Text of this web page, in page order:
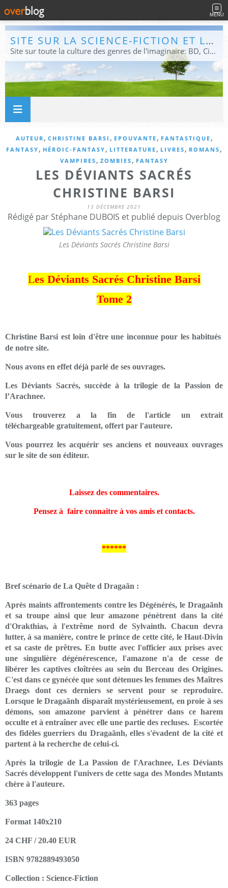
MENU
SITE SUR LA SCIENCE-FICTION ET LE FANTASTIQUE
Site sur toute la culture des genres de l'imaginaire: BD, Cinéma, Livre, Jeux, Théâtre. Présent dans les principaux festivals de film fantastique e de science-fiction, salons et conventions.
AUTEUR , CHRISTINE BARSI , EPOUVANTE , FANTASTIQUE ,
FANTASY , HÉROIC-FANTASY , LITTERATURE , LIVRES , ROMANS ,
VAMPIRES , ZOMBIES , FANTASY
LES DÉVIANTS SACRÉS
CHRISTINE BARSI
13 DÉCEMBRE 2021
Rédigé par Stéphane DUBOIS et publié depuis Overblog
Les Déviants Sacrés Christine Barsi
Les Déviants Sacrés Christine Barsi
Tome 2
Christine Barsi est loin d'être une inconnue pour les habitués
de notre site.
Nous avons en effet déjà parlé de ses ouvrages.
Les Déviants Sacrés, succède à la trilogie de la Passion de
l’Arachnee.
Vous trouverez a la fin de l'article un extrait
téléchargeable gratuitement, offert par l'auteure.
Vous pourrez les acquérir ses anciens et nouveaux ouvrages
sur le site de son éditeur.
Laissez des commentaires.
Pensez à faire connaitre à vos amis et contacts.
******
Bref scénario de La Quête d Dragaãn :
Après maints affrontements contre les Dégénérés, le Dragaãnh
et sa troupe ainsi que leur amazone pénètrent dans la cité
d'Orakthias, à l'extrême nord de Sylvainth. Chacun devra
lutter, à sa manière, contre le prince de cette cité, le Haut-Divin
et sa caste de prêtres. En butte avec l'officier aux prises avec
une singulière dégénérescence, l'amazone n'a de cesse de
libérer les captives cloîtrées au sein du Berceau des Origines.
C'est dans ce gynécée que sont détenues les femmes des Maîtres
Draegs dont ces derniers se servent pour se reproduire.
Lorsque le Dragaãnh disparaît mystérieusement, en proie à ses
démons, son amazone parvient à pénétrer dans ce harem
occulte et à entraîner avec elle une partie des recluses. Escortée
des fidèles guerriers du Dragaãnh, elles s'évadent de la cité et
partent à la recherche de celui-ci.
Après la trilogie de La Passion de l'Arachnee, Les Déviants
Sacrés développent l'univers de cette saga des Mondes Mutants
chère à l'auteure.
363 pages
Format 140x210
24 CHF / 20.40 EUR
ISBN 9782889493050
Collection : Science-Fiction